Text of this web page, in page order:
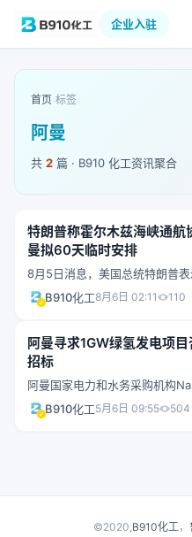
企业入驻
首页 标签
阿曼
共 2 篇 · B910 化工资讯聚合
特朗普称霍尔木兹海峡通
曼拟60天临时安排
8月5日消息，美国总统特朗普
天内达成，美方、伊方和阿曼
业航运恢复通过这一全球约五
价本周因临时协议前景改善而回
B910化工8月6日 02:11 110
阿曼寻求1GW绿氢发电项
招标
阿曼国家电力和水务采购机构
对一座800MW至1GW氢基独立
估。提案截止日期为6月21日。
B910化工5月6日 09:55 504
©2020,B910化工，